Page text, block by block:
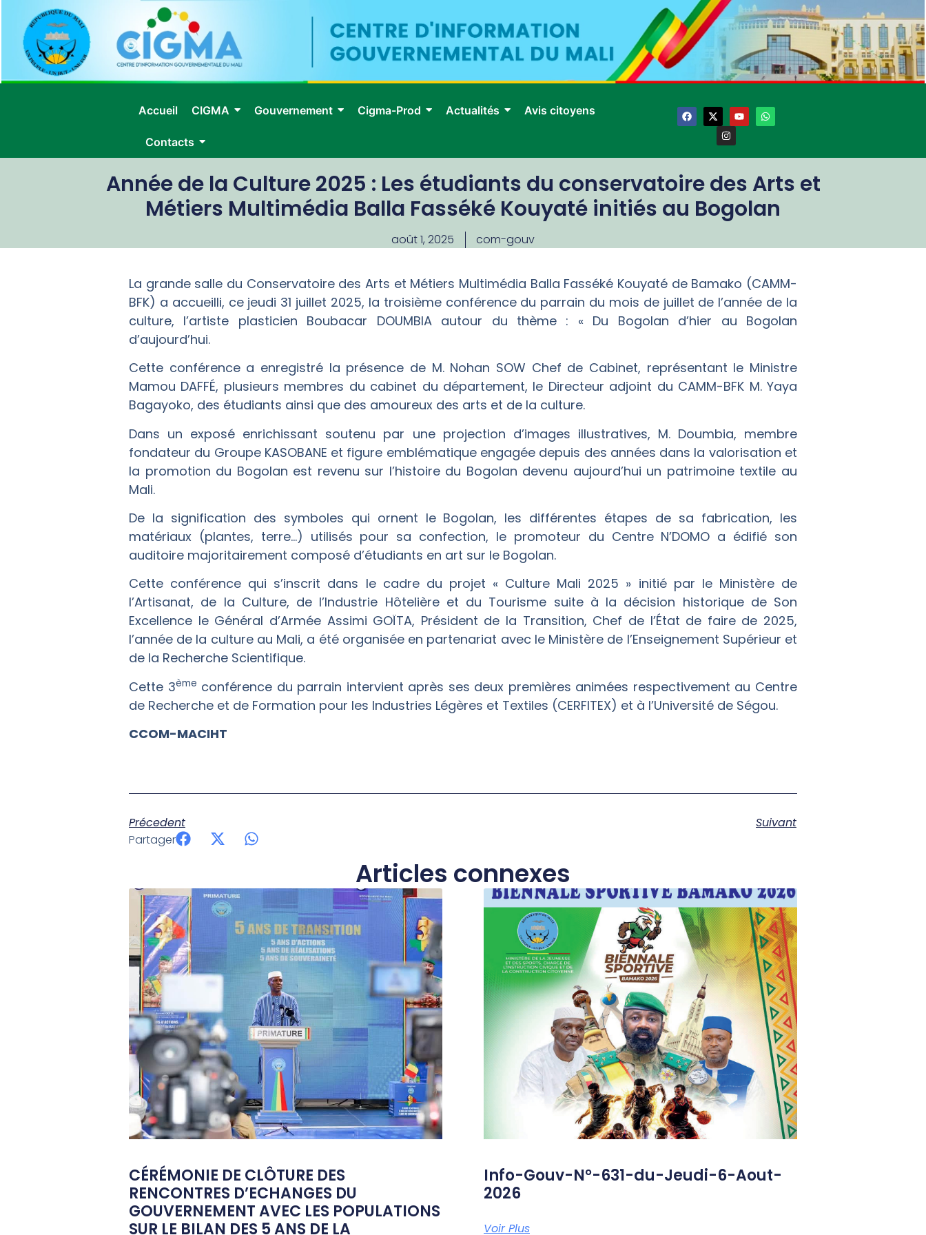
Accueil CIGMA Gouvernement Cigma-Prod Actualités Avis citoyens
Contacts
Année de la Culture 2025 : Les étudiants du conservatoire des Arts et
Métiers Multimédia Balla Fasséké Kouyaté initiés au Bogolan
août 1, 2025 com-gouv
La grande salle du Conservatoire des Arts et Métiers Multimédia Balla Fasséké Kouyaté de Bamako (CAMM-
BFK) a accueilli, ce jeudi 31 juillet 2025, la troisième conférence du parrain du mois de juillet de l’année de la
culture, l’artiste plasticien Boubacar DOUMBIA autour du thème : « Du Bogolan d’hier au Bogolan
d’aujourd’hui.
Cette conférence a enregistré la présence de M. Nohan SOW Chef de Cabinet, représentant le Ministre
Mamou DAFFÉ, plusieurs membres du cabinet du département, le Directeur adjoint du CAMM-BFK M. Yaya
Bagayoko, des étudiants ainsi que des amoureux des arts et de la culture.
Dans un exposé enrichissant soutenu par une projection d’images illustratives, M. Doumbia, membre
fondateur du Groupe KASOBANE et figure emblématique engagée depuis des années dans la valorisation et
la promotion du Bogolan est revenu sur l’histoire du Bogolan devenu aujourd’hui un patrimoine textile au
Mali.
De la signification des symboles qui ornent le Bogolan, les différentes étapes de sa fabrication, les
matériaux (plantes, terre…) utilisés pour sa confection, le promoteur du Centre N’DOMO a édifié son
auditoire majoritairement composé d’étudiants en art sur le Bogolan.
Cette conférence qui s’inscrit dans le cadre du projet « Culture Mali 2025 » initié par le Ministère de
l’Artisanat, de la Culture, de l’Industrie Hôtelière et du Tourisme suite à la décision historique de Son
Excellence le Général d’Armée Assimi GOÏTA, Président de la Transition, Chef de l’État de faire de 2025,
l’année de la culture au Mali, a été organisée en partenariat avec le Ministère de l’Enseignement Supérieur et
de la Recherche Scientifique.
Cette 3ème conférence du parrain intervient après ses deux premières animées respectivement au Centre
de Recherche et de Formation pour les Industries Légères et Textiles (CERFITEX) et à l’Université de Ségou.
CCOM-MACIHT
Précedent
Suivant
Partager
Articles connexes
CÉRÉMONIE DE CLÔTURE DES
RENCONTRES D’ECHANGES DU
GOUVERNEMENT AVEC LES POPULATIONS
SUR LE BILAN DES 5 ANS DE LA
Info-Gouv-N°-631-du-Jeudi-6-Aout-
2026
Voir Plus